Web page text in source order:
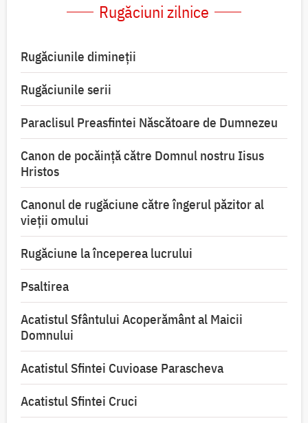
Rugăciuni zilnice
Rugăciunile dimineții
Rugăciunile serii
Paraclisul Preasfintei Născătoare de Dumnezeu
Canon de pocăință către Domnul nostru Iisus
Hristos
Canonul de rugăciune către îngerul păzitor al
vieții omului
Rugăciune la începerea lucrului
Psaltirea
Acatistul Sfântului Acoperământ al Maicii
Domnului
Acatistul Sfintei Cuvioase Parascheva
Acatistul Sfintei Cruci